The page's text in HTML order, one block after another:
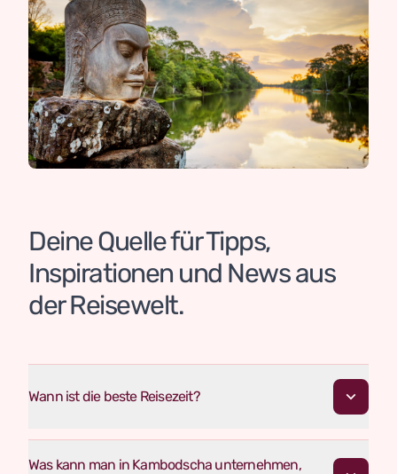
Deine Quelle für Tipps,
Inspirationen und News aus
der Reisewelt.
Wann ist die beste Reisezeit?
Was kann man in Kambodscha unternehmen,